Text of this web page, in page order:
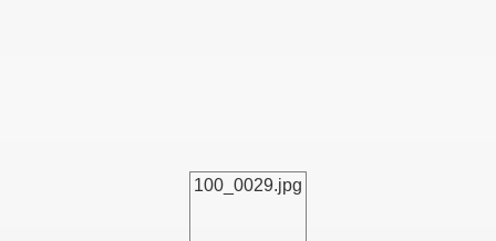
100_0029.jpg